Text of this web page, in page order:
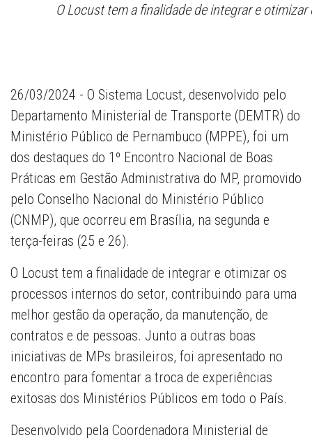
O Locust tem a finalidade de integrar e
26/03/2024 - O Sistema Locust, desenvolvido pelo
Departamento Ministerial de Transporte (DEMTR) do
Ministério Público de Pernambuco (MPPE), foi um
dos destaques do 1º Encontro Nacional de Boas
Práticas em Gestão Administrativa do MP, promovido
pelo Conselho Nacional do Ministério Público
(CNMP), que ocorreu em Brasília, na segunda e
terça-feiras (25 e 26).
O Locust tem a finalidade de integrar e otimizar os
processos internos do setor, contribuindo para uma
melhor gestão da operação, da manutenção, de
contratos e de pessoas. Junto a outras boas
iniciativas de MPs brasileiros, foi apresentado no
encontro para fomentar a troca de experiências
exitosas dos Ministérios Públicos em todo o País.
Desenvolvido pela Coordenadora Ministerial de